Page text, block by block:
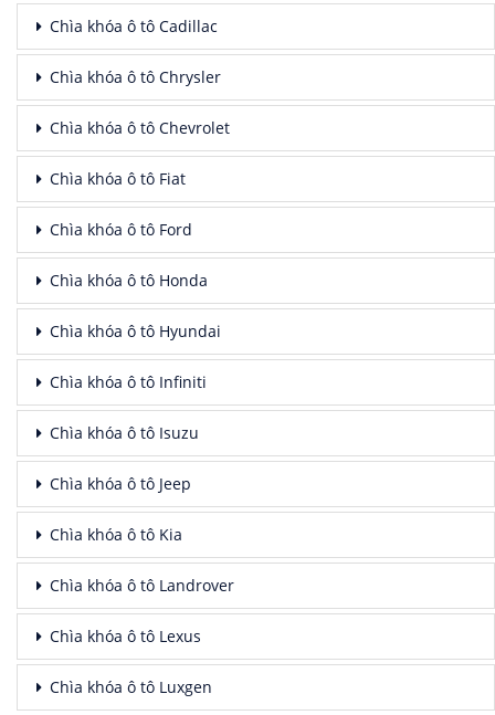
Chìa khóa ô tô Cadillac
Chìa khóa ô tô Chrysler
Chìa khóa ô tô Chevrolet
Chìa khóa ô tô Fiat
Chìa khóa ô tô Ford
Chìa khóa ô tô Honda
Chìa khóa ô tô Hyundai
Chìa khóa ô tô Infiniti
Chìa khóa ô tô Isuzu
Chìa khóa ô tô Jeep
Chìa khóa ô tô Kia
Chìa khóa ô tô Landrover
Chìa khóa ô tô Lexus
Chìa khóa ô tô Luxgen